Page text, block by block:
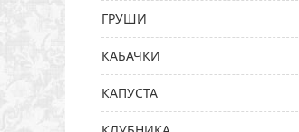
ГРУШИ
КАБАЧКИ
КАПУСТА